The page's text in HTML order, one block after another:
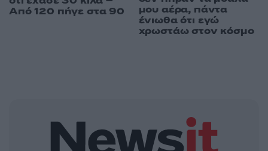
Από 120 πήγε στα 90
μου αέρα, πάντα
ένιωθα ότι εγώ
χρωστάω στον κόσμο